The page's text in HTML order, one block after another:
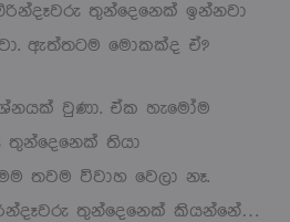
තුන්දෙනෙක් ඉන්නවා
ඇත්තටම මොකක්ද ඒ?
වුණා. ඒක හැමෝම
තුන්දෙනෙක් තියා
තවම විවාහ වෙලා නෑ.
තුන්දෙනෙක් කියන්නේ…